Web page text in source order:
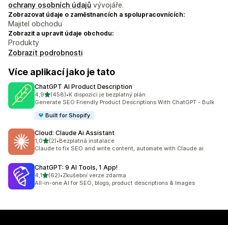
ochrany osobních údajů vývojáře.
Zobrazovat údaje o zaměstnancích a spolupracovnících:
Majitel obchodu
Zobrazit a upravit údaje obchodu:
Produkty
Zobrazit podrobnosti
Více aplikací jako je tato
ChatGPT AI Product Description
4,9z 5 hvězd
(458)
Celkový počet recenzí: 458
•K dispozici je bezplatný plán
Generate SEO Friendly Product Descriptions With ChatGPT - Bulk
Built for Shopify
Cloud: Claude Ai Assistant
1,0z 5 hvězd
(2)
Celkový počet recenzí: 2
•Bezplatná instalace
Claude to fix SEO and write content, automate with Claude ai
ChatGPT: 9 AI Tools, 1 App!
4,1z 5 hvězd
(62)
Celkový počet recenzí: 62
•Zkušební verze zdarma
All-in-one AI for SEO, blogs, product descriptions & Images